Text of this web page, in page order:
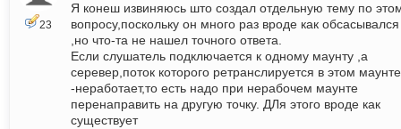
23
Я конеш извиняюсь што создал отдельную тему по
вопросу,поскольку он много раз вроде как обсасывался
,но что-та не нашел точного ответа.
Если слушатель подключается к одному маунту ,а
серевер,поток которого ретранслируется в этом маунте
-неработает,то есть надо при нерабочем маунте
перенаправить на другую точку. ДЛя этого вроде как
существует